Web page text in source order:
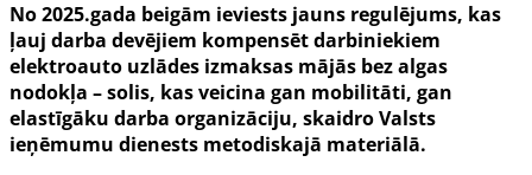
No 2025.gada beigām ieviests jauns regulējums, kas
ļauj darba devējiem kompensēt darbiniekiem
elektroauto uzlādes izmaksas mājās bez algas
nodokļa – solis, kas veicina gan mobilitāti, gan
elastīgāku darba organizāciju, skaidro Valsts
ieņēmumu dienests metodiskajā materiālā.